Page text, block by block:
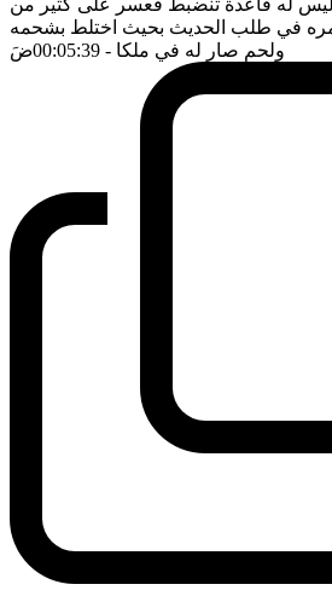
ليس له قاعدة تنضبط فعسر على كثير من
في طلب الحديث بحيث اختلط بشحمه
ولحم صار له في ملكا - 00:05:39 ضَ